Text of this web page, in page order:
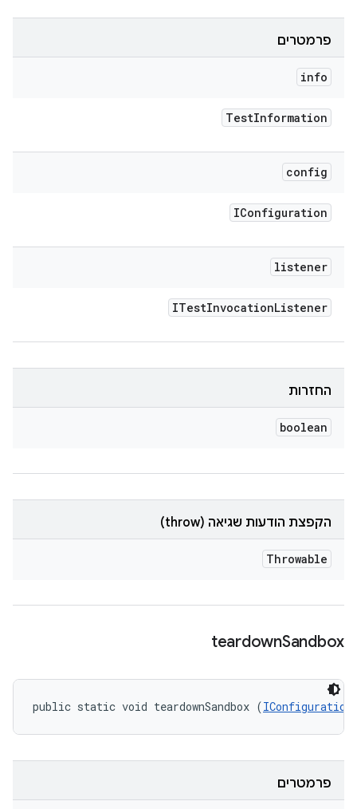
פרמטרים
info
TestInformation
config
IConfiguration
listener
ITestInvocationListener
החזרות
boolean
הקפצת הודעות שגיאה (throw)
Throwable
teardownSandbox
public static void teardownSandbox (IConfiguration
פרמטרים